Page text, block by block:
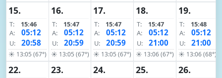
15.
T:
15:46
A:
05:12
U: 20:58
☀ 13:05 (67°)
16.
T:
15:47
A:
05:12
U: 20:59
☀ 13:05 (67°)
17.
T:
15:47
A:
05:12
U: 20:59
☀ 13:05 (67°)
18.
T:
15:47
A:
05:12
U: 21:00
☀ 13:06 (67°)
19.
T:
15:48
A:
05:12
U: 21:00
☀ 13:06 (68°)
22. 23. 24. 25. 26.